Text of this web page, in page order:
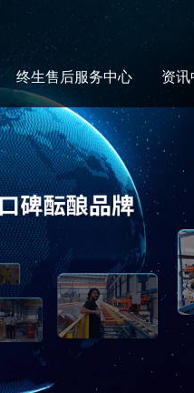
终生售后服务中心 资讯